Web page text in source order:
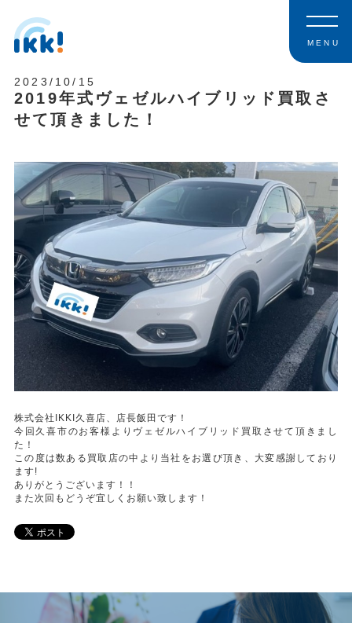
MENU
2023/10/15
2019年式ヴェゼルハイブリッド買取さ
せて頂きました！
株式会社IKKI久喜店、店長飯田です！
今回久喜市のお客様よりヴェゼルハイブリッド買取させて頂きまし
た！
この度は数ある買取店の中より当社をお選び頂き、大変感謝しており
ます!
ありがとうございます！！
また次回もどうぞ宜しくお願い致します！